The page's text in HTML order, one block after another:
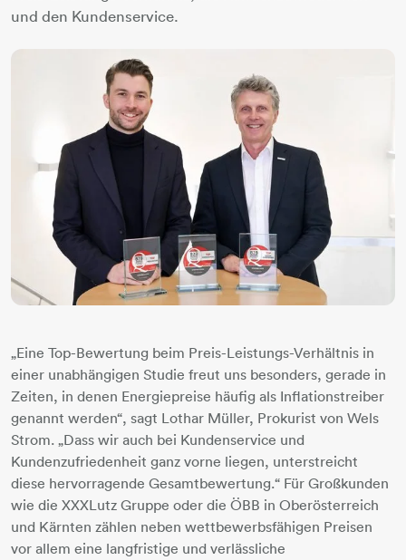
und den Kundenservice.
„Eine Top-Bewertung beim Preis-Leistungs-Verhältnis in
einer unabhängigen Studie freut uns besonders, gerade in
Zeiten, in denen Energiepreise häufig als Inflationstreiber
genannt werden“, sagt Lothar Müller, Prokurist von Wels
Strom. „Dass wir auch bei Kundenservice und
Kundenzufriedenheit ganz vorne liegen, unterstreicht
diese hervorragende Gesamtbewertung.“ Für Großkunden
wie die XXXLutz Gruppe oder die ÖBB in Oberösterreich
und Kärnten zählen neben wettbewerbsfähigen Preisen
vor allem eine langfristige und verlässliche